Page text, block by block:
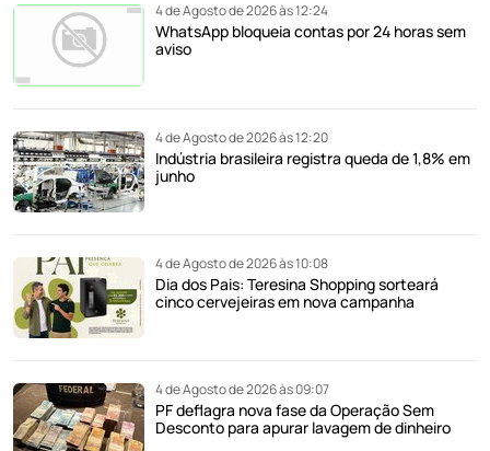
4 de Agosto de 2026 às 12:24
WhatsApp bloqueia contas por 24 horas sem
aviso
4 de Agosto de 2026 às 12:20
Indústria brasileira registra queda de 1,8% em
junho
4 de Agosto de 2026 às 10:08
Dia dos Pais: Teresina Shopping sorteará
cinco cervejeiras em nova campanha
4 de Agosto de 2026 às 09:07
PF deflagra nova fase da Operação Sem
Desconto para apurar lavagem de dinheiro